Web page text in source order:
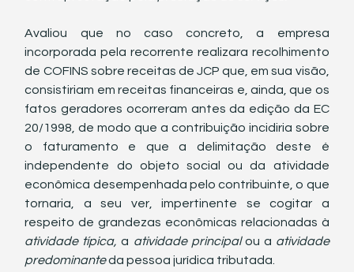
Avaliou que no caso concreto, a empresa
incorporada pela recorrente realizara recolhimento
de COFINS sobre receitas de JCP que, em sua visão,
consistiriam em receitas financeiras e, ainda, que os
fatos geradores ocorreram antes da edição da EC
20/1998, de modo que a contribuição incidiria sobre
o faturamento e que a delimitação deste é
independente do objeto social ou da atividade
econômica desempenhada pelo contribuinte, o que
tornaria, a seu ver, impertinente se cogitar a
atividade típica, a atividade principal ou a atividade
predominante da pessoa jurídica tributada.